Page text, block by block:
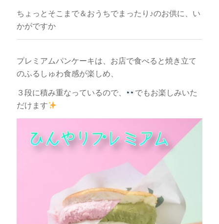
ちょっとそこまで＆おうちでまったり♪のお供に、い
かがですか
プレミアムパンケーキは、お店で食べると焼き立て
のふるしゅわ食感が楽しめ、
３段に積み重なっているので、
でもお楽しみいた
だけます